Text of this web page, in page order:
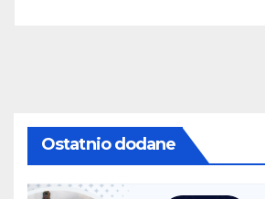
Ostatnio dodane